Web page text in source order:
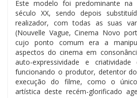
Este modelo foi predominante na
século XX, sendo depois
realizador, com todas as suas
(Nouvelle Vague, Cinema Novo
cujo ponto comum era a
aspectos do cinema em
auto-expressividade e
funcionando o produtor, detentor
execução do filme, como o
artística deste recém-glorificado